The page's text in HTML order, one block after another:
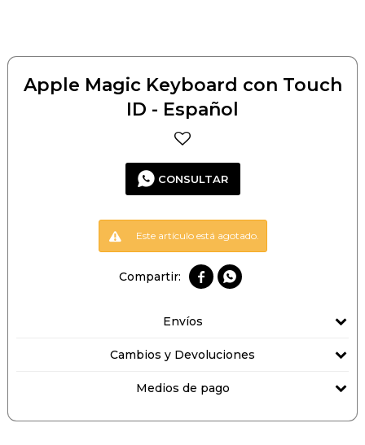
Apple Magic Keyboard con Touch
ID - Español
CONSULTAR
Este artículo está agotado.
 
Envíos
Cambios y Devoluciones
Medios de pago